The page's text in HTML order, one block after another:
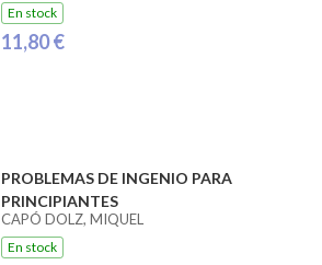
En stock
11,80 €
PROBLEMAS DE INGENIO PARA
PRINCIPIANTES
CAPÓ DOLZ, MIQUEL
En stock